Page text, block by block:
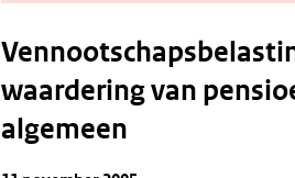
waardering van
algemeen